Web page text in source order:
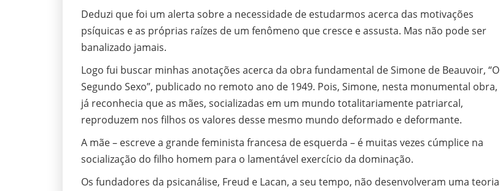
Deduzi que foi um alerta sobre a necessidade de estudarmos acerca das motivações
psíquicas e as próprias raízes de um fenômeno que cresce e assusta. Mas não pode ser
banalizado jamais.
Logo fui buscar minhas anotações acerca da obra fundamental de Simone de Beauvoir, “O
Segundo Sexo”, publicado no remoto ano de 1949. Pois, Simone, nesta monumental obra,
já reconhecia que as mães, socializadas em um mundo totalitariamente patriarcal,
reproduzem nos filhos os valores desse mesmo mundo deformado e deformante.
A mãe – escreve a grande feminista francesa de esquerda – é muitas vezes cúmplice na
socialização do filho homem para o lamentável exercício da dominação.
Os fundadores da psicanálise, Freud e Lacan, a seu tempo, não desenvolveram uma teoria